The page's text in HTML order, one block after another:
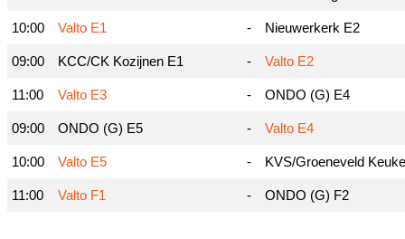
10:00 Valto E1 - Nieuwerkerk E2
09:00 KCC/CK Kozijnen E1 - Valto E2
11:00 Valto E3 - ONDO (G) E4
09:00 ONDO (G) E5 - Valto E4
10:00 Valto E5 - KVS/Groeneveld
11:00 Valto F1 - ONDO (G) F2